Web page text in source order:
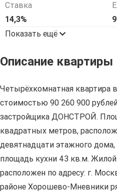
Ставка
14,3%
Показать ещё
Описание квартиры
Четырёхкомнатная квартира
стоимостью 90 260 900
застройщика ДОНСТРОЙ.
квадратных метров,
девятнадцати этажного дома,
площадь кухни 43 кв.м.
расположен по адресу: г.
районе Хорошево-Мневники